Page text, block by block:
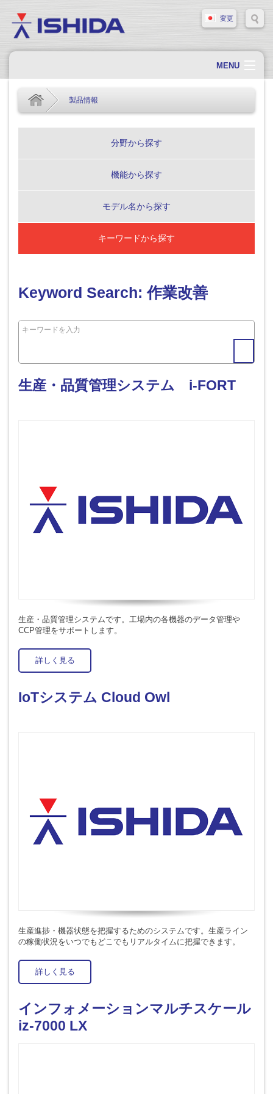
変更
MENU
会社概要
製品情報
新着情報
製品情報
分野から探す
機能から探す
モデル名から探す
キーワードから探す
Keyword Search: 作業改善
生産・品質管理システム i-FORT
生産・品質管理システムです。工場内の各機器のデータ管理や
CCP管理をサポートします。
詳しく見る
IoTシステム Cloud Owl
生産進捗・機器状態を把握するためのシステムです。生産ライン
の稼働状況をいつでもどこでもリアルタイムに把握できます。
詳しく見る
インフォメーションマルチスケール
iz-7000 LX